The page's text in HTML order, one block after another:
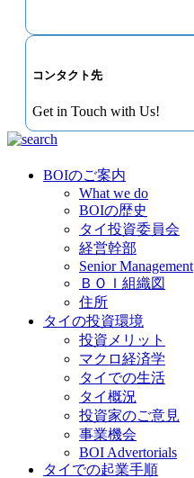
コンタクト先
Get in Touch with Us!
BOIのご案内
What we do
BOIの歴史
タイ投資委員会
経営幹部
Senior Management
ＢＯＩ組織図
住所
タイの投資環境
投資メリット
マクロ経済学
タイでの生活
タイ概況
投資家のご意見
事業機会
BOI Advertorials
タイでの起業手順